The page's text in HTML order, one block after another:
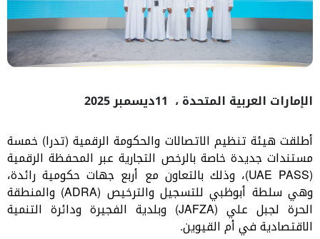
الإمارات العربية المتحدة ، 11ديسمبر 2025
أطلقت هيئة تنظيم الاتصالات والحكومة الرقمية (تدرا) خمسة
مستندات جديدة خاصة بالرخص التجارية عبر المحفظة الرقمية
(
UAE PASS)، وذلك بالتعاون مع أربع جهات حكومية رائدة،
وهي سلطة أبوظبي للتسجيل والترخيص (ADRA
) والمنطقة
الحرة لجبل علي (JAFZA) وبلدية الفجيرة ودائرة التنمية
الاقتصادية في أم القيوين.